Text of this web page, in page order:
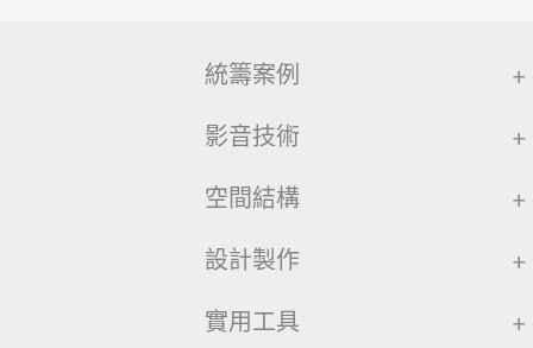
統籌案例 +
影音技術 +
空間結構 +
設計製作 +
實用工具 +